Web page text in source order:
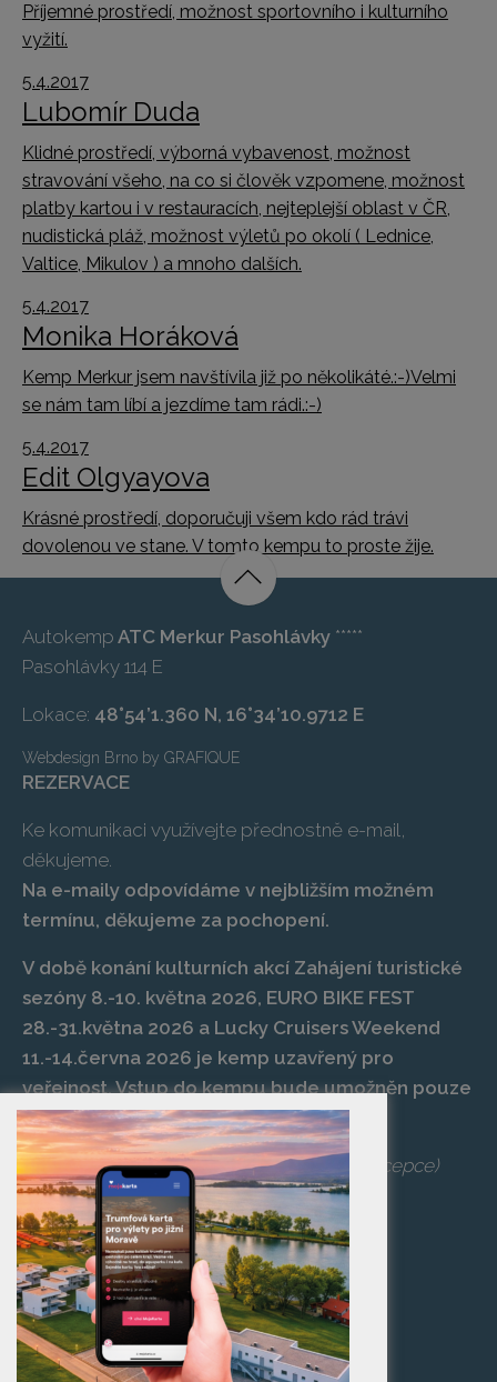
Příjemné prostředí, možnost sportovního i kulturního
vyžití.
5.4.2017
Lubomír Duda
Klidné prostředí, výborná vybavenost, možnost
stravování všeho, na co si člověk vzpomene, možnost
platby kartou i v restauracích, nejteplejší oblast v ČR,
nudistická pláž, možnost výletů po okolí ( Lednice,
Valtice, Mikulov ) a mnoho dalších.
5.4.2017
Monika Horáková
Kemp Merkur jsem navštívila již po několikáté.:-)Velmi
se nám tam líbí a jezdíme tam rádi.:-)
5.4.2017
Edit Olgyayova
Krásné prostředí, doporučuji všem kdo rád trávi
dovolenou ve stane. V tomto kempu to proste žije.
Autokemp ATC Merkur Pasohlávky *****
Pasohlávky 114 E
Lokace: 48°54’1.360 N, 16°34’10.9712 E
Webdesign Brno by GRAFIQUE
REZERVACE
Ke komunikaci využívejte přednostně e-mail,
děkujeme.
Na e-maily odpovídáme v nejbližším možném
termínu, děkujeme za pochopení.
V době konání kulturních akcí Zahájení turistické
sezóny 8.-10. května 2026, EURO BIKE FEST
28.-31.května 2026 a Lucky Cruisers Weekend
11.-14.června 2026 je kemp uzavřený pro
veřejnost. Vstup do kempu bude umožněn pouze
po zaplacení vstupenky na danou akci.
Telefon:+420 519 427 714,539 029 266
(recepce)
E-mail:camp@pasohlavky.cz
SPOJTE SE S NÁMI